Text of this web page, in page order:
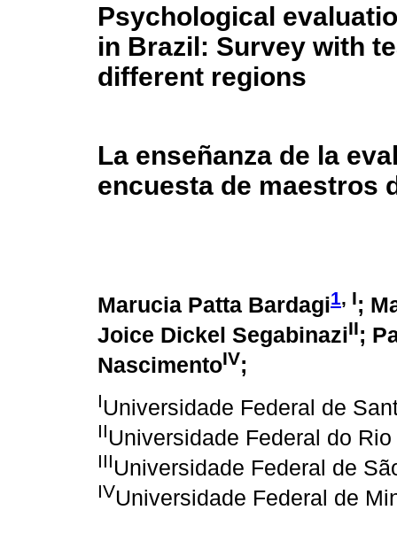
Psychological
in Brazil: Survey with
different regions
La enseñanza de la
encuesta de maestros
Marucia Patta Bardagi1, I;
Joice Dickel SegabinaziII;
NascimentoIV;
IUniversidade Federal de
IIUniversidade Federal do
IIIUniversidade Federal de
IVUniversidade Federal de